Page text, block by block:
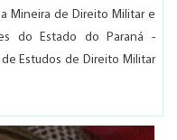
Mineira de Direito Militar e
do Estado do Paraná -
Estudos de Direito Militar